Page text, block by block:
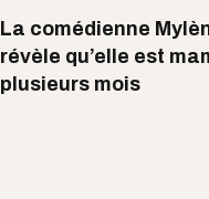
La comédienne
révèle qu’elle est
plusieurs mois